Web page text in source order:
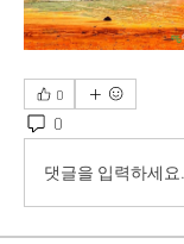
0
0
댓글을 입력하세요.